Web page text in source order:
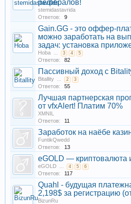
рефералов!
stemidastavrida
Ответов:
9
Gain.GG - это оффер-
можно заработать на
задач: установка
Hoba ... 3 4 5
Ответов: 82
Пассивный доход с
Bitallity ... 2 3
Ответов: 55
Лучшая партнерская
от vfxAlert! Платим 70%
XMNIL
Ответов:
11
Заработок на наёбе
FuntikQwedd
Ответов:
13
eGOLD — криптовалюта
eGOLD ... 4 5 6
Ответов: 117
Quahl - будущая
2,198$ за регистрацию
BizunRu